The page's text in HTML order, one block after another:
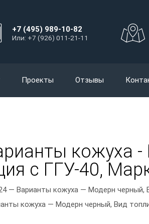
+7 (495) 989-10-82
Или: +7 (926) 011-21-11
Проекты Отзывы
кожуха
с ГГУ-40,
— Варианты кожуха — Модерн черный,
кожуха — Модерн черный, Вид